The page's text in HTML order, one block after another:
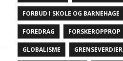
FORBUD I SKOLE OG BARNEHAGE
FOREDRAG FORSKEROPPROP
GLOBALISME GRENSEVERDIER